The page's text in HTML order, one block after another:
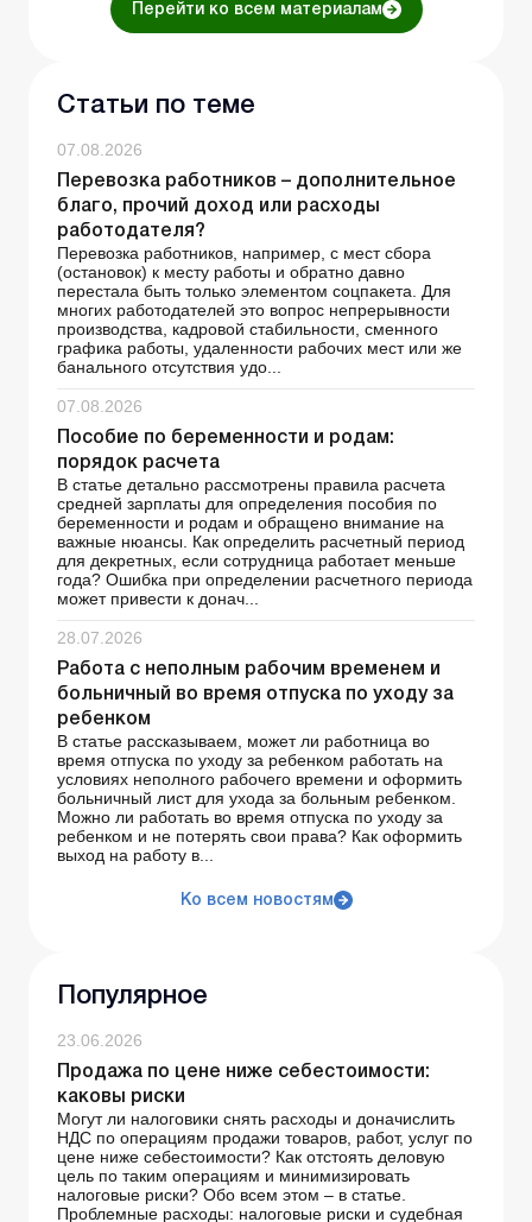
Перейти ко всем материалам
Статьи по теме
07.08.2026
Перевозка работников – дополнительное
благо, прочий доход или расходы
работодателя?
Перевозка работников, например, с мест сбора
(остановок) к месту работы и обратно давно
перестала быть только элементом соцпакета. Для
многих работодателей это вопрос непрерывности
производства, кадровой стабильности, сменного
графика работы, удаленности рабочих мест или же
банального отсутствия удо...
07.08.2026
Пособие по беременности и родам:
порядок расчета
В статье детально рассмотрены правила расчета
средней зарплаты для определения пособия по
беременности и родам и обращено внимание на
важные нюансы. Как определить расчетный период
для декретных, если сотрудница работает меньше
года? Ошибка при определении расчетного периода
может привести к донач...
28.07.2026
Работа с неполным рабочим временем и
больничный во время отпуска по уходу за
ребенком
В статье рассказываем, может ли работница во
время отпуска по уходу за ребенком работать на
условиях неполного рабочего времени и оформить
больничный лист для ухода за больным ребенком.
Можно ли работать во время отпуска по уходу за
ребенком и не потерять свои права? Как оформить
выход на работу в...
Ко всем новостям
Популярное
23.06.2026
Продажа по цене ниже себестоимости:
каковы риски
Могут ли налоговики снять расходы и доначислить
НДС по операциям продажи товаров, работ, услуг по
цене ниже себестоимости? Как отстоять деловую
цель по таким операциям и минимизировать
налоговые риски? Обо всем этом – в статье.
Проблемные расходы: налоговые риски и судебная